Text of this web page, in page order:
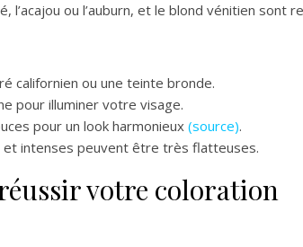
l’acajou ou l’auburn, et le blond vénitien sont
californien ou une teinte bronde.
pour illuminer votre visage.
pour un look harmonieux(source).
intenses peuvent être très flatteuses.
votre coloration